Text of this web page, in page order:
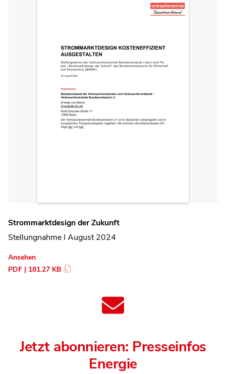
Strommarktdesign der Zukunft
Stellungnahme I August 2024
Ansehen
PDF | 181.27 KB
Jetzt abonnieren: Presseinfos
Energie